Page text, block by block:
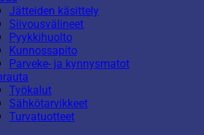
Jätteiden käsittely
Siivousvälineet
Pyykkihuolto
Kunnossapito
Parveke- ja kynnysmatot
Työkalut
Sähkötarvikkeet
Turvatuotteet